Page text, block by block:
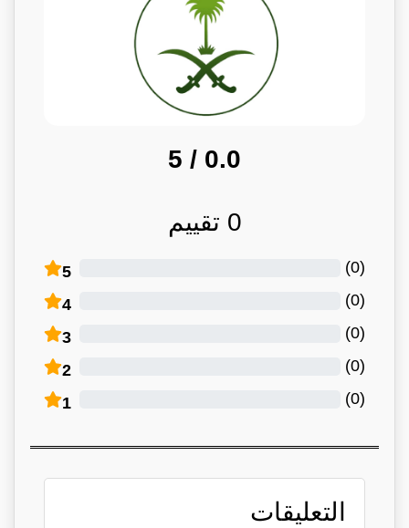
0.0
/ 5
0 تقييم
5 (
0
)
4 (
0
)
3 (
0
)
2 (
0
)
1 (
0
)
التعليقات